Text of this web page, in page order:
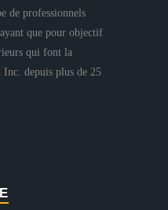
de professionnels
que pour objectif
qui font la
depuis plus de 25